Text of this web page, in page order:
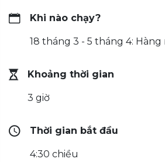
Khi nào chạy?
18 tháng 3 - 5 tháng 4: Hàng
Khoảng thời gian
3 giờ
Thời gian bắt đầu
4:30 chiều